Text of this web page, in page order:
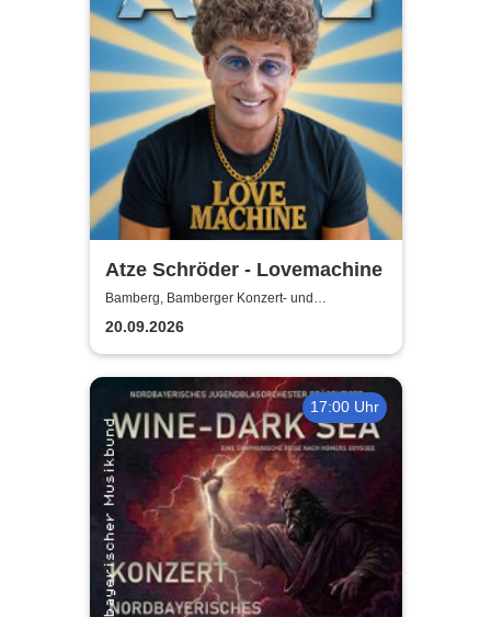
Atze Schröder - Lovemachine
Bamberg, Bamberger Konzert- und
Kongresshalle (Hegelsaal)
20.09.2026
17:00 Uhr